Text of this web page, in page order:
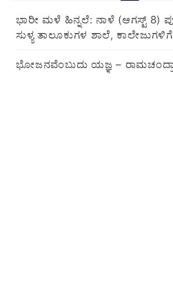
​ಭಾರೀ ಮಳೆ ಹಿನ್ನಲೆ: ನಾಳೆ (ಆಗಸ್ಟ್ 8)
ಸುಳ್ಯ ತಾಲೂಕುಗಳ ಶಾಲೆ,
ಭೋಜನವೆಂಬುದು ಯಜ್ಞ –